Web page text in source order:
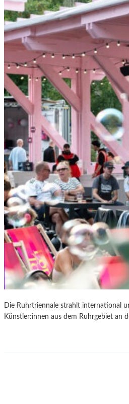
Die Ruhrtriennale strahlt international
Künstler:innen aus dem Ruhrgebiet an